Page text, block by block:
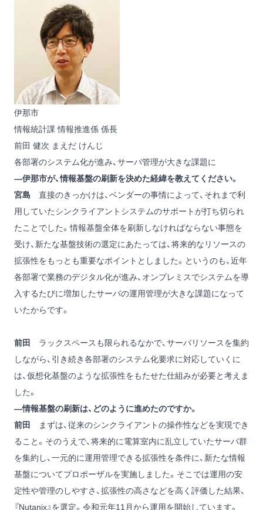
伊那市
情報統計課 情報推進係 係長
前田 健次 まえだ けんじ
各部署のシステム化が進み、サーバ管理が大きな課題に
―伊那市が、情報基盤の刷新を決めた経緯を教えてください。
宮島 直接のきっかけは、ベンダーの事情によって、それまで利
用していたシンクライアントシステムのサポートが打ち切られ
たことでした。情報基盤全体を刷新しなければならない事態を
受け、新たな基盤技術の選定にあたっては、将来的なリソースの
拡張性をもっとも重要なポイントとしました。というのも、近年
各部署で業務のデジタル化が進み、オンプレミスでシステムを導
入するたびに増加したサーバの運用管理が大きな課題になって
いたからです。
前田
ラックスペースも限られるなかで、サーバリソースを集約
しながら、引き続き各部署のシステム化要求に対応していくに
は、仮想化基盤のような拡張性をもたせた仕組みが必要と考えま
した。
―情報基盤の刷新は、どのように進めたのですか。
前田
まずは、従来のシンクライアントの操作性などを実現でき
ること。そのうえで、将来的に電算室内に乱立していたサーバ群
を集約し、一元的に運用管理できる拡張性を条件に、新たな情報
基盤についてプロポーザルを実施しました。そこでは運用の安
定性や管理のしやすさ、拡張性の高さなどを高く評価した結果、
『Nutanix』を選定。令和元年11月から運用を開始しています。